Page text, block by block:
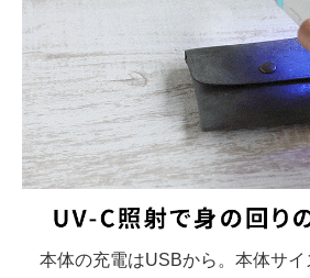
本体の充電はUSBから。本体サイ